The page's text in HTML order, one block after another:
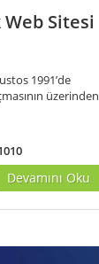
Sitesi
1991’de
üzerinden
Devamını Oku